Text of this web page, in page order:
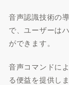
音声認識技術の
で、ユーザーは
ができます。
音声コマンドに
る便益を提供しま